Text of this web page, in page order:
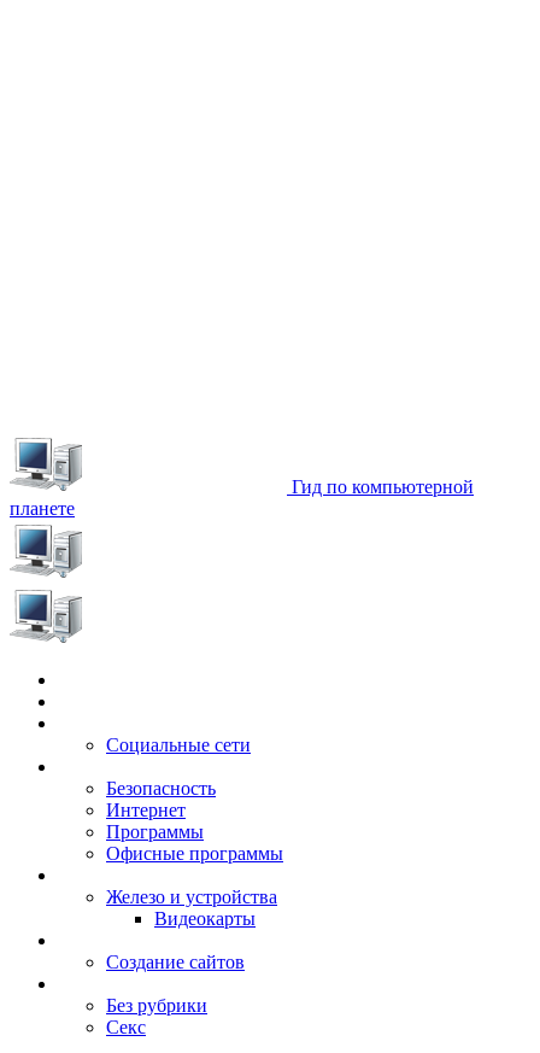
Гид по компьютерной
планете
Социальные сети
Безопасность
Интернет
Программы
Офисные программы
Железо и устройства
Видеокарты
Создание сайтов
Без рубрики
Секс